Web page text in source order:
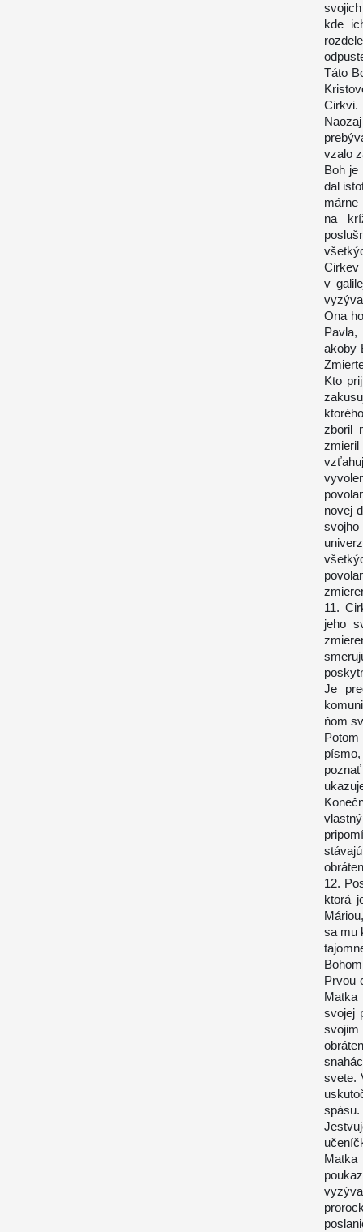
kde
Táto
Cirkvi.
vzalo
Boh je
dal
márne
na
Cirkev
v
Ona
akoby
Kto
zboril
novej
11.
jeho
Je
ňom
12.
ktorá
sa mu
Prvou
svojej
svojim
svete.
spásu.